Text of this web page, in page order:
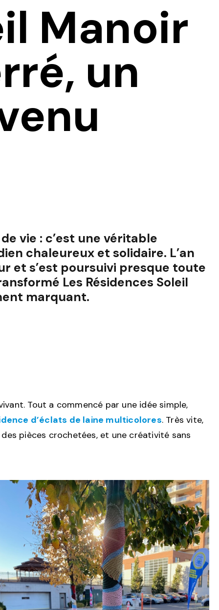
Manoir
un
vie : c’est une véritable
chaleureux et solidaire. L’an
et s’est poursuivi presque toute
Les Résidences Soleil
marquant.
Tout a commencé par une idée simple,
d’éclats de laine multicolores. Très vite,
pièces crochetées, et une créativité sans